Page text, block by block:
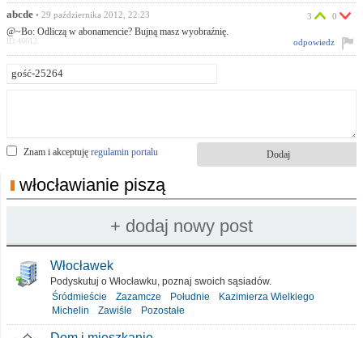
abcde • 29 października 2012, 22:23
@~Bo: Odliczą w abonamencie? Bujną masz wyobraźnię.
3 0
odpowiedz
ID:46612
Znam i akceptuję regulamin portalu
włocławianie piszą
Włocławek
Podyskutuj o Włocławku, poznaj swoich sąsiadów.
Śródmieście
Zazamcze Południe
Kazimierza Wielkiego
Michelin
Zawiśle Pozostałe